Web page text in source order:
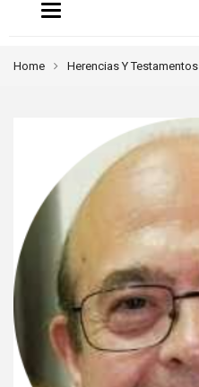
Toggle
navigation
Home Herencias Y Testamentos